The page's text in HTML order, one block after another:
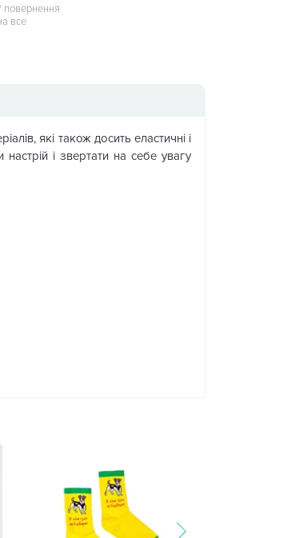
повернення
все
які також досить еластичні і
і звертати на себе увагу